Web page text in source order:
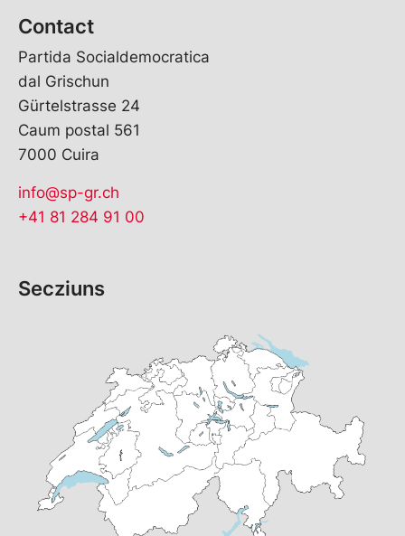
Contact
Partida Socialdemocratica
dal Grischun
Gürtelstrasse 24
Caum postal 561
7000 Cuira
info@sp-gr.ch
+41 81 284 91 00
Secziuns